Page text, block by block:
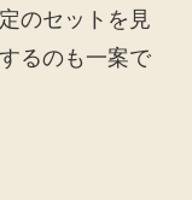
のセットを見
るのも一案で